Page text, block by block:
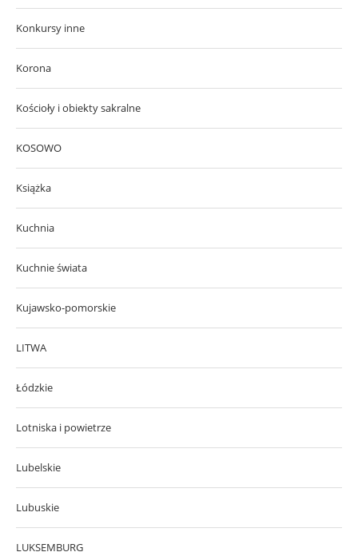
Konkursy inne
Korona
Kościoły i obiekty sakralne
KOSOWO
Książka
Kuchnia
Kuchnie świata
Kujawsko-pomorskie
LITWA
Łódzkie
Lotniska i powietrze
Lubelskie
Lubuskie
LUKSEMBURG